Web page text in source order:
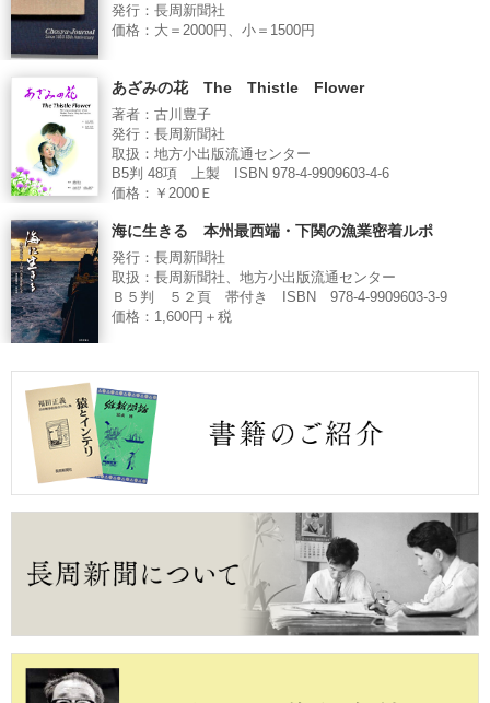
発行：長周新聞社
価格：大＝2000円、小＝1500円
あざみの花 The Thistle Flower
著者：古川豊子
発行：長周新聞社
取扱：地方小出版流通センター
B5判 48項 上製 ISBN 978-4-9909603-4-6
価格：￥2000Ｅ
海に生きる 本州最西端・下関の漁業密着ルポ
発行：長周新聞社
取扱：長周新聞社、地方小出版流通センター
Ｂ５判 ５２頁 帯付き ISBN 978-4-9909603-3-9
価格：1,600円＋税